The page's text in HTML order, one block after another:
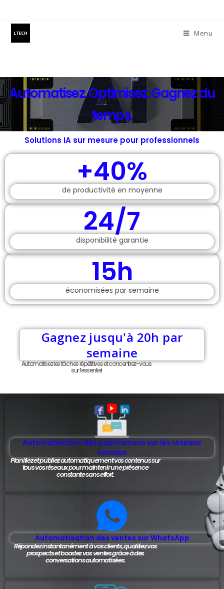
Menu
Automatisez. Optimisez. Gagnez du
temps.
Solutions IA sur mesure pour professionnels
+40%
de productivité en moyenne
24/7
disponibilité garantie
15h
économisées par semaine
Gagnez jusqu'à 20h par
semaine
Automatisez les tâches répétitives et concentrez-vous
sur l’essentiel
Automatisation des publications sur les réseaux
sociaux
Planifiez et publiez automatiquement vos contenus sur
tous vos réseaux pour maintenir une présence
constante sans effort.
Automatisation des ventes sur WhatsApp
Répondez instantanément à vos clients, qualifiez vos
prospects et boostez vos ventes grâce à des
conversations automatisées.